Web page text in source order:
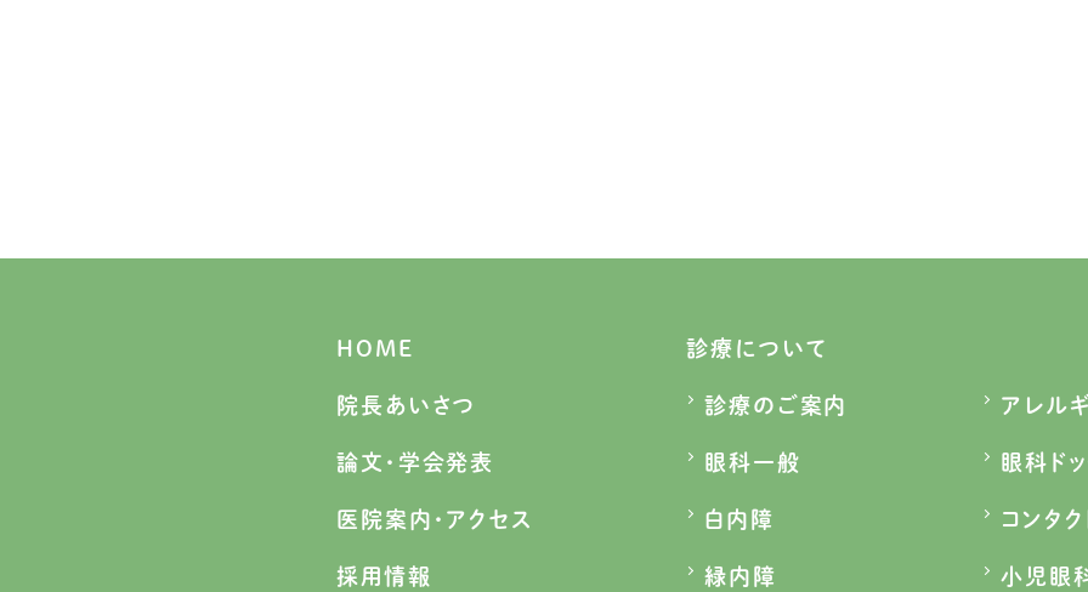
HOME
院長あいさつ
論文・学会発表
医院案内・アクセス
採用情報
診療について
診療のご案内
眼科一般
白内障
緑内障
アレル
眼科ドッ
コンタ
小児眼